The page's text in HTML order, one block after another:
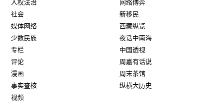
人权法治
社会
媒体网络
少数民族
专栏
评论
漫画
事实查核
视频
网络博弈
新移民
西藏纵览
夜话中南海
中国透视
周嘉有话说
周末茶馆
纵横大历史